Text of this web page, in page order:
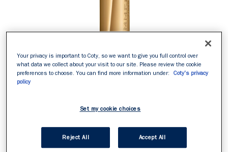
Your privacy is important to Coty, so we want to give you full control over
what data we collect about your visit to our site. Please review the cookie
preferences to choose. You can find more information under:
Coty's privacy
policy
Set my cookie choices
Reject All Accept All